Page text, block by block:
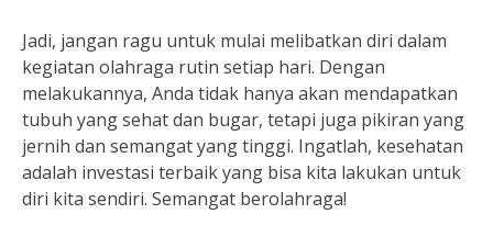
Jadi, jangan ragu untuk mulai melibatkan diri dalam
kegiatan olahraga rutin setiap hari. Dengan
melakukannya, Anda tidak hanya akan mendapatkan
tubuh yang sehat dan bugar, tetapi juga pikiran yang
jernih dan semangat yang tinggi. Ingatlah, kesehatan
adalah investasi terbaik yang bisa kita lakukan untuk
diri kita sendiri. Semangat berolahraga!